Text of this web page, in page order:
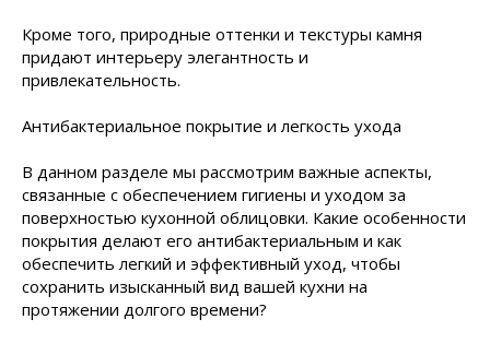
Кроме того, природные оттенки и текстуры камня
придают интерьеру элегантность и
привлекательность.
Антибактериальное покрытие и легкость ухода
В данном разделе мы рассмотрим важные аспекты,
связанные с обеспечением гигиены и уходом за
поверхностью кухонной облицовки. Какие особенности
покрытия делают его антибактериальным и как
обеспечить легкий и эффективный уход, чтобы
сохранить изысканный вид вашей кухни на
протяжении долгого времени?